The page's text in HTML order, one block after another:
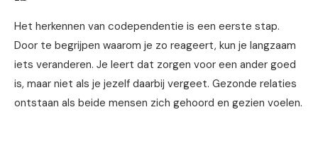
Het herkennen van codependentie is een eerste stap.
Door te begrijpen waarom je zo reageert, kun je langzaam
iets veranderen. Je leert dat zorgen voor een ander goed
is, maar niet als je jezelf daarbij vergeet. Gezonde relaties
ontstaan als beide mensen zich gehoord en gezien voelen.